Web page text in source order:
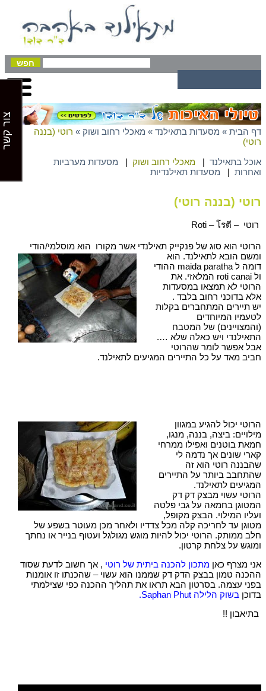
דף הבית » מסעדות בתאילנד » מאכלי רחוב ושוק » רוטי (בננה
רוטי)
אוכל בתאילנד | מאכלי רחוב ושוק | מסעדות מערביות
ואחרות | מסעדות תאילנדיות
רוטי (בננה רוטי)
רוטי – Roti – โรตี
הרוטי הוא סוג של פנקייק תאילנדי אשר מקורו הוא מוסלמי/הודי
ומשם הובא לתאילנד. הוא
דומה ל maida paratha ההודי
ול roti canai המלאזי. את
הרוטי לא תמצאו במסעדות
אלא בדוכני רחוב בלבד .
יש תיירים המתחברים בקלות
לטעמיו המיוחדים
(והמצויינים) של המטבח
התאילנדי ויש כאלה שלא ….
אבל אפשר לומר שהרוטי
חביב מאד על כל התיירים המגיעים לתאילנד.
הרוטי יכול להגיע במגוון
מילויים: ביצה, בננה, מנגו,
חמאת בוטנים ואפילו ממרחי
קארי שונים אך נדמה לי
שהבננה רוטי הוא זה
שהתחבב ביותר על התיירים
המגיעים לתאילנד.
הרוטי עשוי מבצק דק דק
המטוגן בחמאה על גבי פלטה
ועליו המילוי. הבצק מקופל,
מטוגן עד לחריכה קלה מכל צדדיו ולאחר מכן מעוטר בשפע של
חלב ממותק. הרוטי יכול להיות מוגש מגולגל ועטוף בנייר או נחתך
ומוגש על צלחת קרטון.
אני מצרף כאן מתכון להכנה ביתית של רוטי , אך חשוב לדעת שסוד
ההכנה טמון בבצק הדק דק שממנו הוא עשוי – שהכנתו זו אומנות
בפני עצמה. בסרטון הבא תראו את תהליך ההכנה כפי שצילמתי
בדוכן בשוק הלילה Saphan Phut.
בתיאבון !!
צור קשר